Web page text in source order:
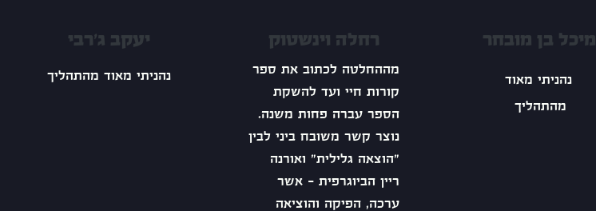
יעקב ג'רבי
נהניתי מאוד מהתהליך
רחלה וינשטוק
מההחלטה לכתוב את ספר
קורות חיי ועד להשקת
הספר עברה פחות משנה.
נוצר קשר משובח ביני לבין
"הוצאה גלילית" ואורנה
ריין הביוגרפית - אשר
ערכה, הפיקה והוציאה
מיכל בן מובחר
נהניתי מאוד
מהתהליך